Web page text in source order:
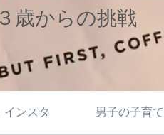
歳からの挑戦
インスタ 男子の子育て